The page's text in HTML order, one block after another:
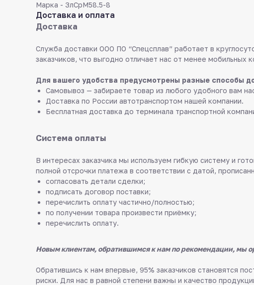
Марка - ЗлСрМ58.5-8
Доставка и оплата
Доставка
Служба доставки ООО ПО “Спецсплав” работает в
заказчиков, что выгодно отличает нас от менее мобильных
Для вашего удобства предусмотрены разные способы
Самовывоз — забираете товар из любого удобного вам
Доставка по России автотранспортом нашей компании.
Бесплатная доставка до терминала транспортной
Система оплаты
В интересах заказчика мы используем гибкую систему и
полной отсрочки платежа в соответствии с датой,
согласовать детали сделки;
подписать договор поставки;
перечислить оплату частично/полностью;
по получении товара произвести приёмку;
перечислить оплату.
Новым клиентам, обратившимся к нам по рекомендации, мы
Обратившись к нам впервые, 95% заказчиков становятся
риски. Для нас в равной степени важны и качество